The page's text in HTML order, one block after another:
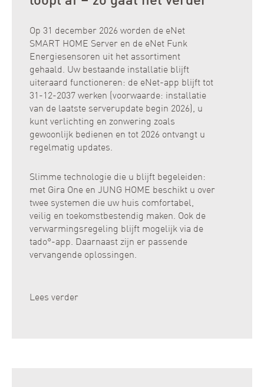
Op 31 december 2026 worden de eNet
SMART HOME Server en de eNet Funk
Energiesensoren uit het assortiment
gehaald. Uw bestaande installatie blijft
uiteraard functioneren: de eNet-app blijft tot
31-12-2037 werken (voorwaarde: installatie
van de laatste serverupdate begin 2026), u
kunt verlichting en zonwering zoals
gewoonlijk bedienen en tot 2026 ontvangt u
regelmatig updates.
Slimme technologie die u blijft begeleiden:
met Gira One en JUNG HOME beschikt u over
twee systemen die uw huis comfortabel,
veilig en toekomstbestendig maken. Ook de
verwarmingsregeling blijft mogelijk via de
tado°-app. Daarnaast zijn er passende
vervangende oplossingen.
Lees verder